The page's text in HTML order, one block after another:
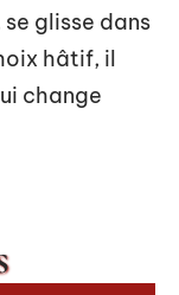
glisse dans
hâtif, il
change